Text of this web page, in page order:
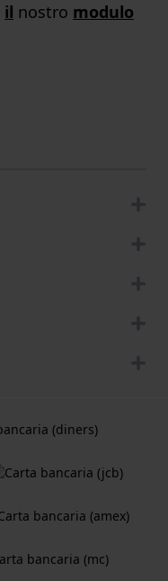
il nostro modulo